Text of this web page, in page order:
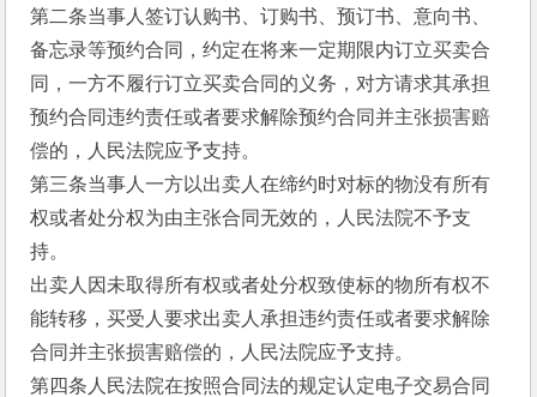
第二条当事人签订认购书、订购书、预订书、意向书、
备忘录等预约合同，约定在将来一定期限内订立买卖合
同，一方不履行订立买卖合同的义务，对方请求其承担
预约合同违约责任或者要求解除预约合同并主张损害赔
偿的，人民法院应予支持。
第三条当事人一方以出卖人在缔约时对标的物没有所有
权或者处分权为由主张合同无效的，人民法院不予支
持。
出卖人因未取得所有权或者处分权致使标的物所有权不
能转移，买受人要求出卖人承担违约责任或者要求解除
合同并主张损害赔偿的，人民法院应予支持。
第四条人民法院在按照合同法的规定认定电子交易合同